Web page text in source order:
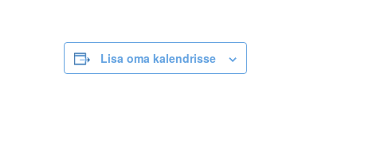
Lisa oma kalendrisse